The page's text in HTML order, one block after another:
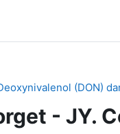
(DON)
- JY.